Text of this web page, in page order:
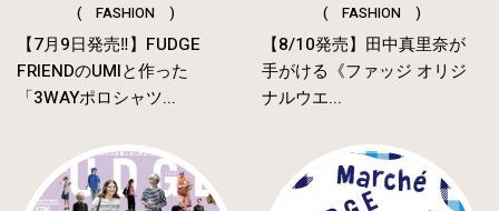
( FASHION )
【7月9日発売‼︎】FUDGE
FRIENDのUMIと作った
「3WAYポロシャツ...
( FASHION )
【8/10発売】田中真里奈が
手がける《ファッジ オリジ
ナルウエ...